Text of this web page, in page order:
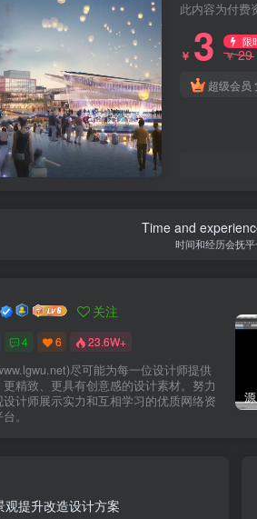
忆城市设计方案文本
此内容为付费
￥ 3 限
￥29
超级会员
Time and
时间和经历会抚
关注
4 6 23.6W+
尽可能为每一位设计师提供
精致、更具有创意感的设计素材。努力
设计师展示实力和互相学习的优质网络资
。
提升改造设计方案